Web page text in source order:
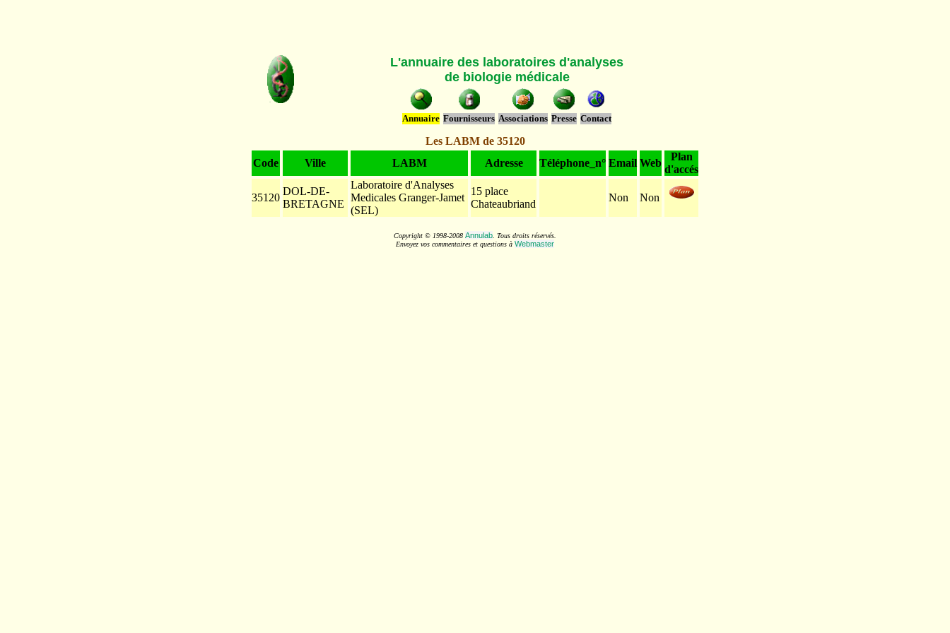
L'annuaire des laboratoires d'analyses
de biologie médicale
Annuaire Fournisseurs Associations Presse Contact
Les LABM de 35120
Code
Ville LABM Adresse Téléphone_n° Email Web
Plan
d'accés
35120
DOL-DE-
BRETAGNE
Laboratoire d'Analyses
Medicales Granger-Jamet
(SEL)
15 place
Chateaubriand
Non Non
Copyright © 1998-2008 Annulab . Tous droits réservés.
Envoyez vos commentaires et questions à Webmaster